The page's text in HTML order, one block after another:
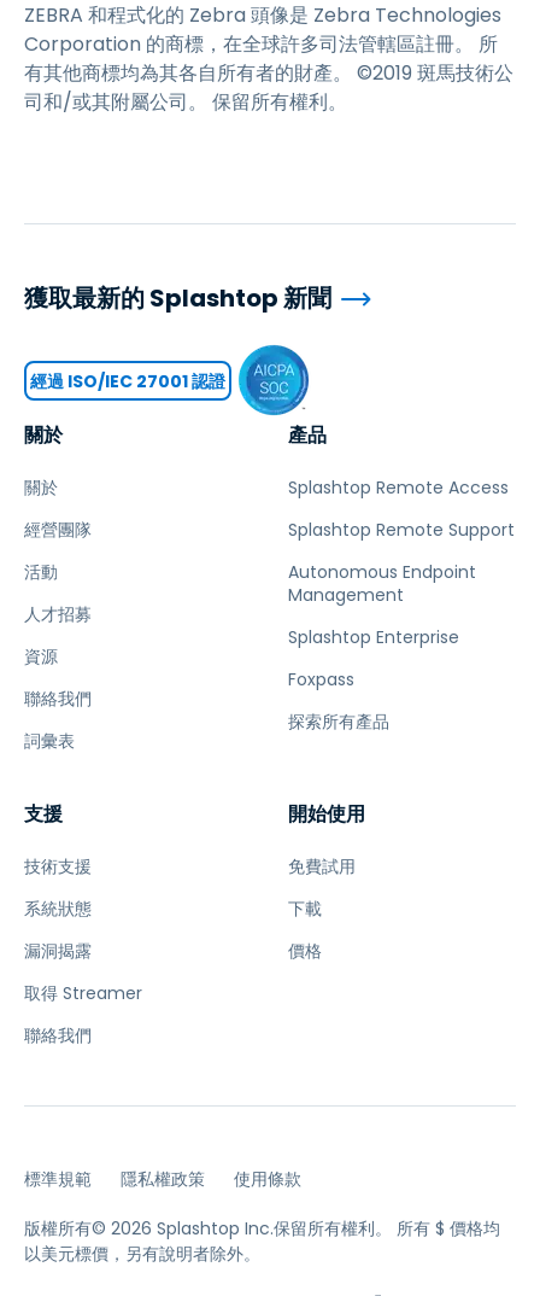
ZEBRA 和程式化的 Zebra 頭像是 Zebra Technologies
Corporation 的商標，在全球許多司法管轄區註冊。 所
有其他商標均為其各自所有者的財產。 ©2019 斑馬技術公
司和/或其附屬公司。 保留所有權利。
關於
關於
經營團隊
活動
人才招募
資源
聯絡我們
詞彙表
產品
Splashtop Remote Access
Splashtop Remote Support
Autonomous Endpoint
Management
Splashtop Enterprise
Foxpass
探索所有產品
支援
技術支援
系統狀態
漏洞揭露
取得 Streamer
聯絡我們
開始使用
免費試用
下載
價格
獲取最新的 Splashtop 新聞
經過 ISO/IEC 27001 認證
標準規範 隱私權政策 使用條款
版權所有© 2026 Splashtop Inc.保留所有權利。
所有 $ 價格均
以美元標價，另有說明者除外。